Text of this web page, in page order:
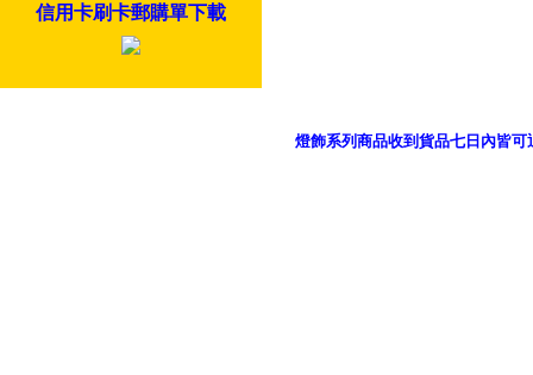
信用卡刷卡郵購單下載
燈飾系列商品收到貨品七日內皆